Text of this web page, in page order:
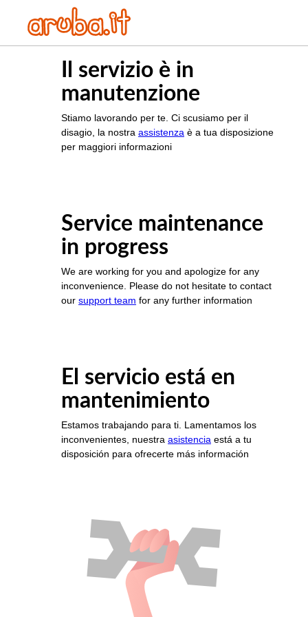
Il servizio è in
manutenzione
Stiamo lavorando per te. Ci scusiamo per il
disagio, la nostra assistenza è a tua disposizione
per maggiori informazioni
Service maintenance
in progress
We are working for you and apologize for any
inconvenience. Please do not hesitate to contact
our support team for any further information
El servicio está en
mantenimiento
Estamos trabajando para ti. Lamentamos los
inconvenientes, nuestra asistencia está a tu
disposición para ofrecerte más información